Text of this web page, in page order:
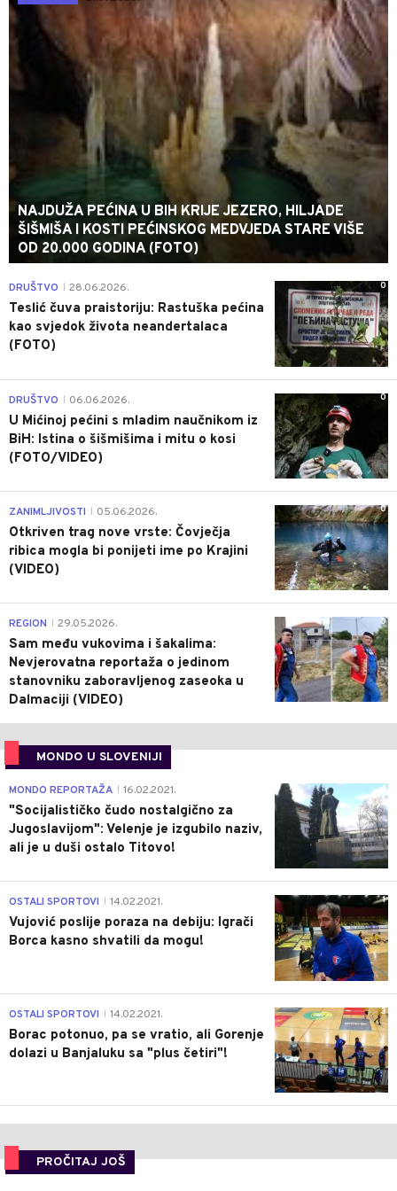
NAJDUŽA PEĆINA U BIH KRIJE JEZERO, HILJADE
ŠIŠMIŠA I KOSTI PEĆINSKOG MEDVJEDA STARE VIŠE
OD 20.000 GODINA (FOTO)
0
DRUŠTVO 28.06.2026.
Teslić čuva praistoriju: Rastuška pećina
kao svjedok života neandertalaca
(FOTO)
0
DRUŠTVO 06.06.2026.
U Mićinoj pećini s mladim naučnikom iz
BiH: Istina o šišmišima i mitu o kosi
(FOTO/VIDEO)
0
ZANIMLJIVOSTI 05.06.2026.
Otkriven trag nove vrste: Čovječja
ribica mogla bi ponijeti ime po Krajini
(VIDEO)
0
REGION 29.05.2026.
Sam među vukovima i šakalima:
Nevjerovatna reportaža o jedinom
stanovniku zaboravljenog zaseoka u
Dalmaciji (VIDEO)
MONDO U SLOVENIJI
4
MONDO REPORTAŽA 16.02.2021.
"Socijalističko čudo nostalgično za
Jugoslavijom": Velenje je izgubilo naziv,
ali je u duši ostalo Titovo!
1
OSTALI SPORTOVI 14.02.2021.
Vujović poslije poraza na debiju: Igrači
Borca kasno shvatili da mogu!
3
OSTALI SPORTOVI 14.02.2021.
Borac potonuo, pa se vratio, ali Gorenje
dolazi u Banjaluku sa "plus četiri"!
PROČITAJ JOŠ